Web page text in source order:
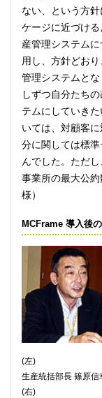
ない、という方
ケージに近づけ
産管理システム
用し、方針どお
管理システムと
しずつ自分たち
テムにしていき
いては、対顧客
分に関しては標
んでした。ただ
事業所の最大公
様）
MCFrame 導入後
(左)
生産統括部長 篠原信
(右)